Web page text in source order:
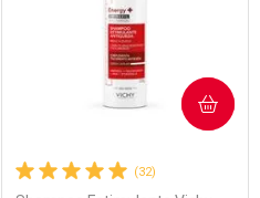
(32)
COMPRAR